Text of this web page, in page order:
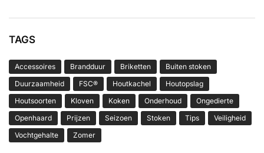
TAGS
Accessoires Brandduur Briketten
Buiten stoken
Duurzaamheid
FSC® Houtkachel
Houtopslag
Houtsoorten
Kloven Koken Onderhoud
Ongedierte
Openhaard
Prijzen Seizoen Stoken Tips
Veiligheid
Vochtgehalte
Zomer